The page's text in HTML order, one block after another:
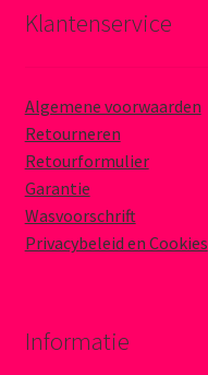
Klantenservice
Algemene voorwaarden
Retourneren
Retourformulier
Garantie
Wasvoorschrift
Privacybeleid en Cookies
Informatie